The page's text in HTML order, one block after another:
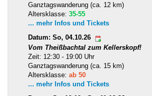
Ganztagswanderung (ca. 12 km)
Altersklasse: 35-55
... mehr Infos und Tickets
Datum: So, 04.10.26
Vom Theißbachtal zum Kellerskopf!
Zeit: 12:30 - 19:00 Uhr
Ganztagswanderung (ca. 15 km)
Altersklasse: ab 50
... mehr Infos und Tickets